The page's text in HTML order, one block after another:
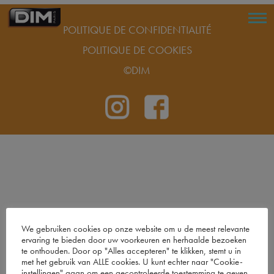
POLITIQUE DE CONFIDENTIALITÉ
POLITIQUE DE COOKIES
©DIM
We gebruiken cookies op onze website om u de meest relevante
ervaring te bieden door uw voorkeuren en herhaalde bezoeken
te onthouden. Door op "Alles accepteren" te klikken, stemt u in
met het gebruik van ALLE cookies. U kunt echter naar "Cookie-